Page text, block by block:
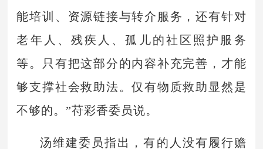
能培训、资源链接与转介服务，还有针对
老年人、残疾人、孤儿的社区照护服务
等。只有把这部分的内容补充完善，才能
够支撑社会救助法。仅有物质救助显然是
不够的。”苻彩香委员说。
汤维建委员指出，有的人没有履行赡